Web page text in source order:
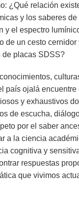
¿Qué relación
y los saberes
y el espectro
de un cesto
de placas SDSS?
país ojalá encuentre
y exhaustivos
de escucha,
por el saber
a la ciencia
cognitiva y
respuestas
que vivimos